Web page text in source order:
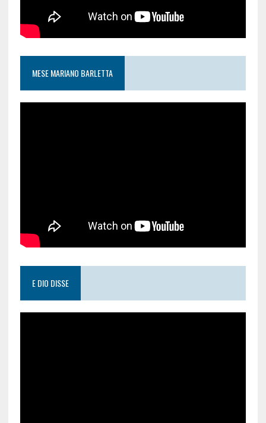
MESE MARIANO BARLETTA
E DIO DISSE